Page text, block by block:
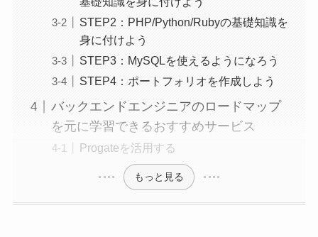
STEP2：PHP/Python/Rubyの基礎知識を
身に付けよう
STEP3：MySQLを使えるようになろう
STEP4：ポートフォリオを作成しよう
バックエンドエンジニアのロードマップ
を元に学習できるおすすめサービス
Progateを活用する
もっと見る